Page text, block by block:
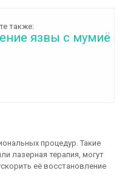
также:
язвы с мумиё
процедур. Такие
лазерная терапия, могут
её восстановление